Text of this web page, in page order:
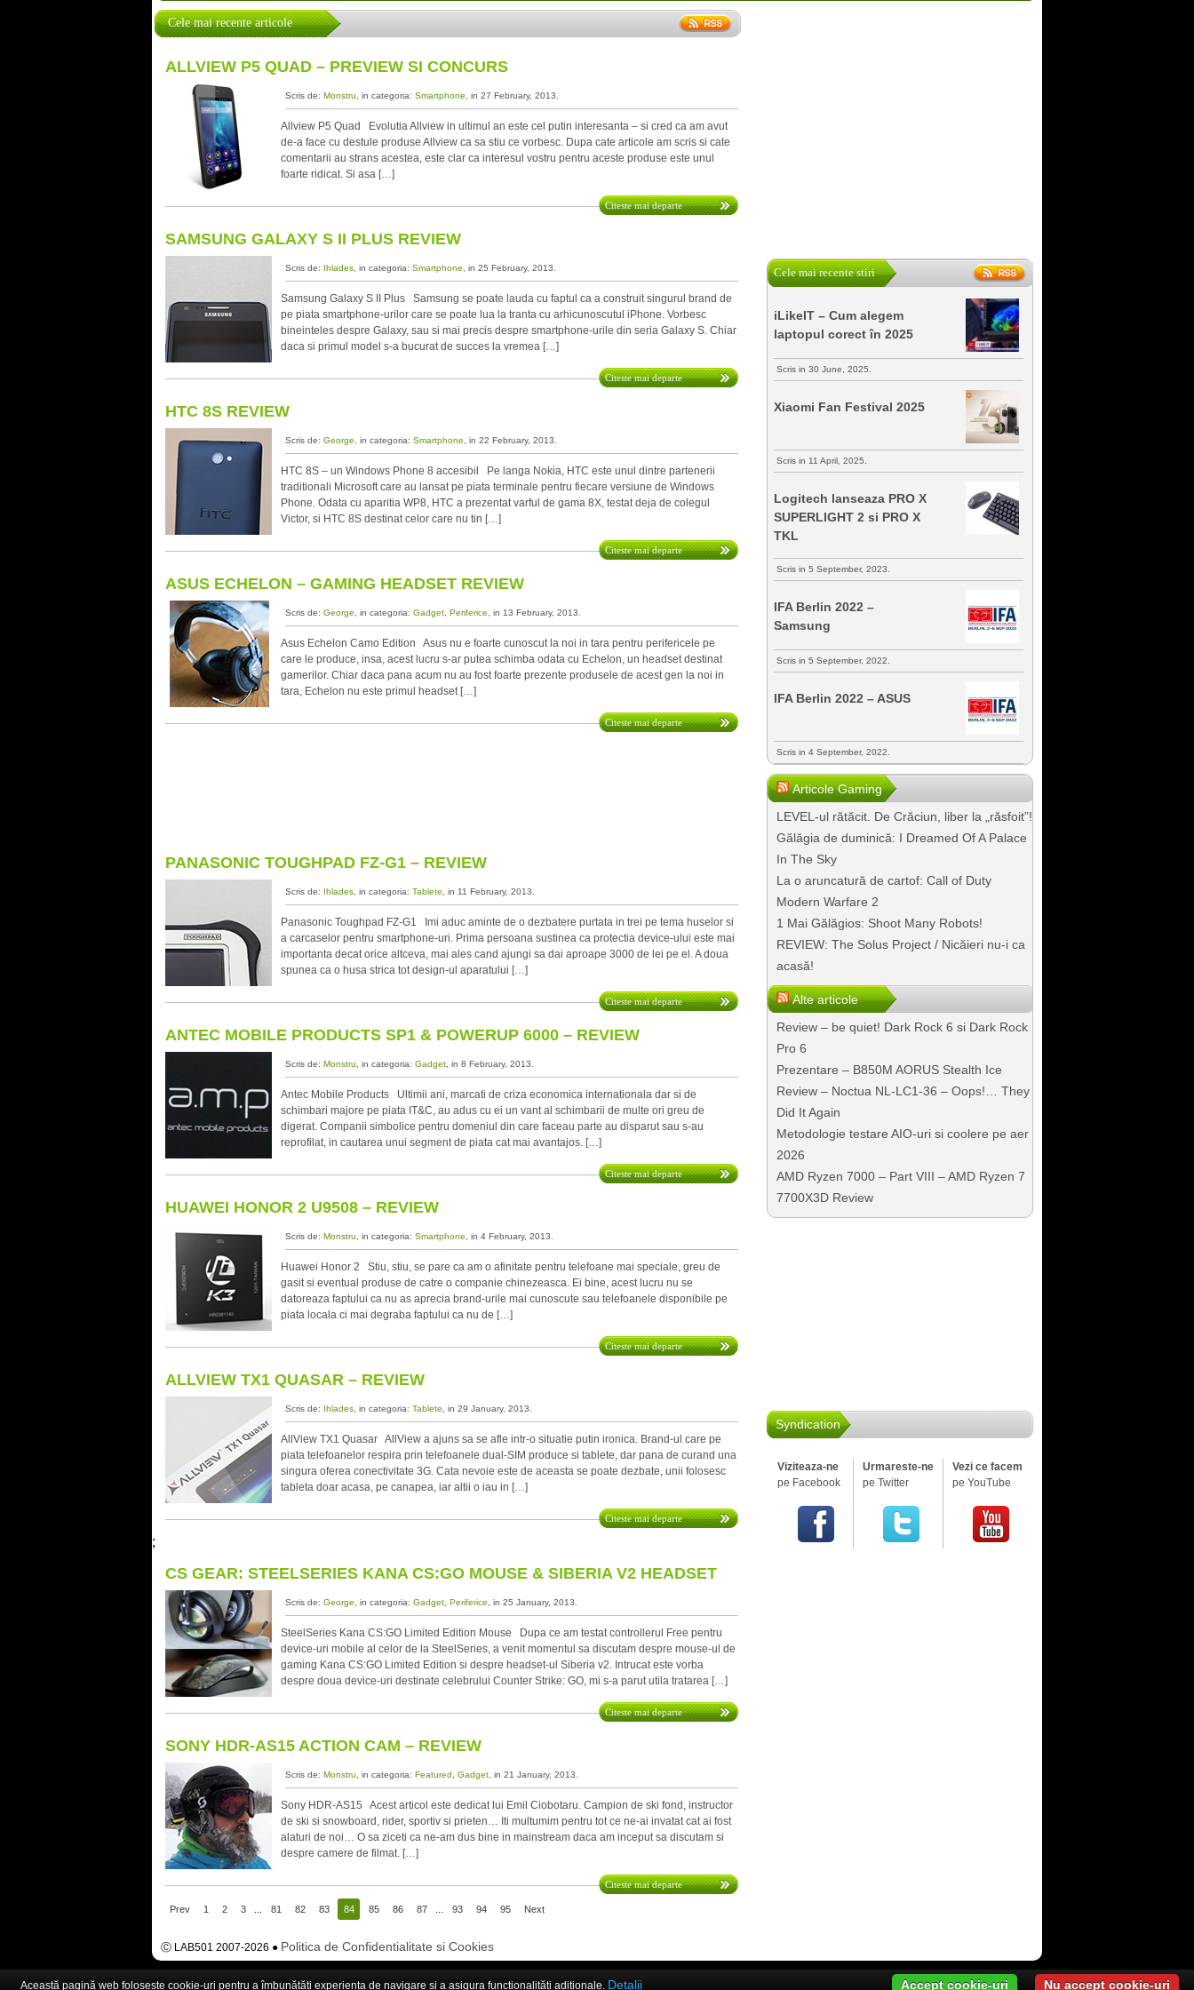
Cele mai recente articole
ALLVIEW P5 QUAD – PREVIEW SI CONCURS
Scris de: Monstru , in categoria: Smartphone , in 27 February, 2013.
Allview P5 Quad Evolutia Allview in ultimul an este cel putin interesanta – si cred ca am avut
de-a face cu destule produse Allview ca sa stiu ce vorbesc. Dupa cate articole am scris si cate
comentarii au strans acestea, este clar ca interesul vostru pentru aceste produse este unul
foarte ridicat. Si asa […]
Citeste mai departe
SAMSUNG GALAXY S II PLUS REVIEW
Scris de: Ihlades , in categoria: Smartphone , in 25 February, 2013.
Samsung Galaxy S II Plus Samsung se poate lauda cu faptul ca a construit singurul brand de
pe piata smartphone-urilor care se poate lua la tranta cu arhicunoscutul iPhone. Vorbesc
bineinteles despre Galaxy, sau si mai precis despre smartphone-urile din seria Galaxy S. Chiar
daca si primul model s-a bucurat de succes la vremea […]
Citeste mai departe
HTC 8S REVIEW
Scris de: George , in categoria: Smartphone , in 22 February, 2013.
HTC 8S – un Windows Phone 8 accesibil Pe langa Nokia, HTC este unul dintre partenerii
traditionali Microsoft care au lansat pe piata terminale pentru fiecare versiune de Windows
Phone. Odata cu aparitia WP8, HTC a prezentat varful de gama 8X, testat deja de colegul
Victor, si HTC 8S destinat celor care nu tin […]
Citeste mai departe
ASUS ECHELON – GAMING HEADSET REVIEW
Scris de: George , in categoria: Gadget Periferice , in 13 February, 2013.
Asus Echelon Camo Edition Asus nu e foarte cunoscut la noi in tara pentru perifericele pe
care le produce, insa, acest lucru s-ar putea schimba odata cu Echelon, un headset destinat
gamerilor. Chiar daca pana acum nu au fost foarte prezente produsele de acest gen la noi in
tara, Echelon nu este primul headset […]
Citeste mai departe
PANASONIC TOUGHPAD FZ-G1 – REVIEW
Scris de: Ihlades , in categoria: Tablete , in 11 February, 2013.
Panasonic Toughpad FZ-G1 Imi aduc aminte de o dezbatere purtata in trei pe tema huselor si
a carcaselor pentru smartphone-uri. Prima persoana sustinea ca protectia device-ului este mai
importanta decat orice altceva, mai ales cand ajungi sa dai aproape 3000 de lei pe el. A doua
spunea ca o husa strica tot design-ul aparatului […]
Citeste mai departe
ANTEC MOBILE PRODUCTS SP1 & POWERUP 6000 – REVIEW
Scris de: Monstru , in categoria: Gadget , in 8 February, 2013.
Antec Mobile Products Ultimii ani, marcati de criza economica internationala dar si de
schimbari majore pe piata IT&C, au adus cu ei un vant al schimbarii de multe ori greu de
digerat. Companii simbolice pentru domeniul din care faceau parte au disparut sau s-au
reprofilat, in cautarea unui segment de piata cat mai avantajos. […]
Citeste mai departe
HUAWEI HONOR 2 U9508 – REVIEW
Scris de: Monstru , in categoria: Smartphone , in 4 February, 2013.
Huawei Honor 2 Stiu, stiu, se pare ca am o afinitate pentru telefoane mai speciale, greu de
gasit si eventual produse de catre o companie chinezeasca. Ei bine, acest lucru nu se
datoreaza faptului ca nu as aprecia brand-urile mai cunoscute sau telefoanele disponibile pe
piata locala ci mai degraba faptului ca nu de […]
Citeste mai departe
ALLVIEW TX1 QUASAR – REVIEW
Scris de: Ihlades , in categoria: Tablete , in 29 January, 2013.
AllView TX1 Quasar AllView a ajuns sa se afle intr-o situatie putin ironica. Brand-ul care pe
piata telefoanelor respira prin telefoanele dual-SIM produce si tablete, dar pana de curand una
singura oferea conectivitate 3G. Cata nevoie este de aceasta se poate dezbate, unii folosesc
tableta doar acasa, pe canapea, iar altii o iau in […]
Citeste mai departe
;
CS GEAR: STEELSERIES KANA CS:GO MOUSE & SIBERIA V2 HEADSET
Scris de: George , in categoria: Gadget Periferice , in 25 January, 2013.
SteelSeries Kana CS:GO Limited Edition Mouse Dupa ce am testat controllerul Free pentru
device-uri mobile al celor de la SteelSeries, a venit momentul sa discutam despre mouse-ul de
gaming Kana CS:GO Limited Edition si despre headset-ul Siberia v2. Intrucat este vorba
despre doua device-uri destinate celebrului Counter Strike: GO, mi s-a parut utila tratarea […]
Citeste mai departe
SONY HDR-AS15 ACTION CAM – REVIEW
Scris de: Monstru , in categoria: Featured Gadget , in 21 January, 2013.
Sony HDR-AS15 Acest articol este dedicat lui Emil Ciobotaru. Campion de ski fond, instructor
de ski si snowboard, rider, sportiv si prieten… Iti multumim pentru tot ce ne-ai invatat cat ai fost
alaturi de noi… O sa ziceti ca ne-am dus bine in mainstream daca am inceput sa discutam si
despre camere de filmat. […]
Citeste mai departe
Prev 1 2 3 81 82 83 84 85 86 87 93 94 95 Next
Cele mai recente stiri
iLikeIT – Cum alegem
laptopul corect în 2025
Scris in 30 June, 2025.
Xiaomi Fan Festival 2025
Scris in 11 April, 2025.
Logitech lanseaza PRO X
SUPERLIGHT 2 si PRO X
TKL
Scris in 5 September, 2023.
IFA Berlin 2022 –
Samsung
Scris in 5 September, 2022.
IFA Berlin 2022 – ASUS
Scris in 4 September, 2022.
Articole Gaming
LEVEL-ul rătăcit. De Crăciun, liber la „răsfoit”!
Gălăgia de duminică: I Dreamed Of A Palace
In The Sky
La o aruncatură de cartof: Call of Duty
Modern Warfare 2
1 Mai Gălăgios: Shoot Many Robots!
REVIEW: The Solus Project / Nicăieri nu-i ca
acasă!
Alte articole
Review – be quiet! Dark Rock 6 si Dark Rock
Pro 6
Prezentare – B850M AORUS Stealth Ice
Review – Noctua NL-LC1-36 – Oops!… They
Did It Again
Metodologie testare AIO-uri si coolere pe aer
2026
AMD Ryzen 7000 – Part VIII – AMD Ryzen 7
7700X3D Review
Syndication
Viziteaza-ne
pe Facebook
Urmareste-ne
pe Twitter
Vezi ce facem
pe YouTube
Ⓒ LAB501 2007-2026 ● Politica de Confidentialitate si Cookies
Această pagină web folosește cookie-uri pentru a îmbunătăți experiența de navigare și a asigura funcționalițăți adiționale. Detalii Nu accept cookie-uri
Accept cookie-uri